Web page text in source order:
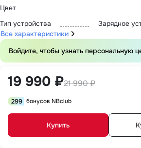
Цвет
Тип устройства
Зарядное
Все характеристики
Войдите, чтобы узнать персональную
19 990 ₽21 990 ₽
299 бонусов NBclub
Купить